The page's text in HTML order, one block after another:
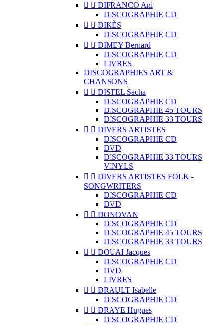
  DIFRANCO Ani
DISCOGRAPHIE CD
  DIKÈS
DISCOGRAPHIE CD
  DIMEY Bernard
DISCOGRAPHIE CD
LIVRES
DISCOGRAPHIES ART &
CHANSONS
  DISTEL Sacha
DISCOGRAPHIE CD
DISCOGRAPHIE 45 TOURS
DISCOGRAPHIE 33 TOURS
  DIVERS ARTISTES
DISCOGRAPHIE CD
DVD
DISCOGRAPHIE 33 TOURS
VINYLS
  DIVERS ARTISTES FOLK -
SONGWRITERS
DISCOGRAPHIE CD
DVD
  DONOVAN
DISCOGRAPHIE CD
DISCOGRAPHIE 45 TOURS
DISCOGRAPHIE 33 TOURS
  DOUAI Jacques
DISCOGRAPHIE CD
DVD
LIVRES
  DRAULT Isabelle
DISCOGRAPHIE CD
  DRAYE Hugues
DISCOGRAPHIE CD